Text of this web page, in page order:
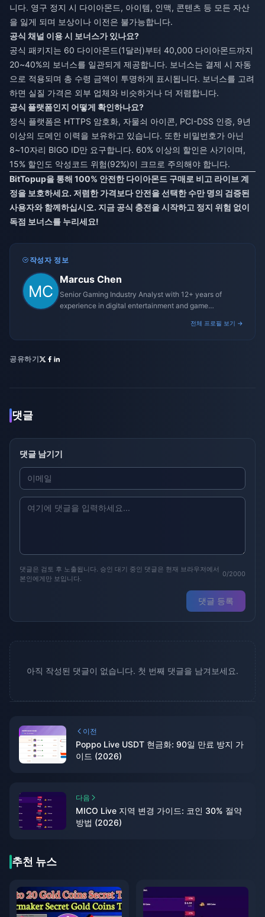
니다. 영구 정지 시 다이아몬드, 아이템, 인맥, 콘텐츠 등 모든 자산
을 잃게 되며 보상이나 이전은 불가능합니다.
공식 채널 이용 시 보너스가 있나요?
공식 패키지는 60 다이아몬드(1달러)부터 40,000 다이아몬드까지
20~40%의 보너스를 일관되게 제공합니다. 보너스는 결제 시 자동
으로 적용되며 총 수령 금액이 투명하게 표시됩니다. 보너스를 고려
하면 실질 가격은 외부 업체와 비슷하거나 더 저렴합니다.
공식 플랫폼인지 어떻게 확인하나요?
정식 플랫폼은 HTTPS 암호화, 자물쇠 아이콘, PCI-DSS 인증, 9년
이상의 도메인 이력을 보유하고 있습니다. 또한 비밀번호가 아닌
8~10자리 BIGO ID만 요구합니다. 60% 이상의 할인은 사기이며,
15% 할인도 악성코드 위험(92%)이 크므로 주의해야 합니다.
BitTopup을 통해 100% 안전한 다이아몬드 구매로 비고 라이브 계
정을 보호하세요. 저렴한 가격보다 안전을 선택한 수만 명의 검증된
사용자와 함께하십시오. 지금 공식 충전을 시작하고 정지 위험 없이
독점 보너스를 누리세요!
작성자 정보
Marcus Chen
Senior Gaming Industry Analyst with 12+ years of
experience in digital entertainment and game
전체 프로필 보기 →
공유하기
댓글
댓글 남기기
댓글은 검토 후 노출됩니다. 승인 대기 중인 댓글은 현재 브라우저에서
본인에게만 보입니다.
0/2000
댓글 등록
아직 작성된 댓글이 없습니다. 첫 번째 댓글을 남겨보세요.
이전
Poppo Live USDT 현금화: 90일 만료 방지 가
이드 (2026)
다음
MICO Live 지역 변경 가이드: 코인 30% 절약
방법 (2026)
추천 뉴스